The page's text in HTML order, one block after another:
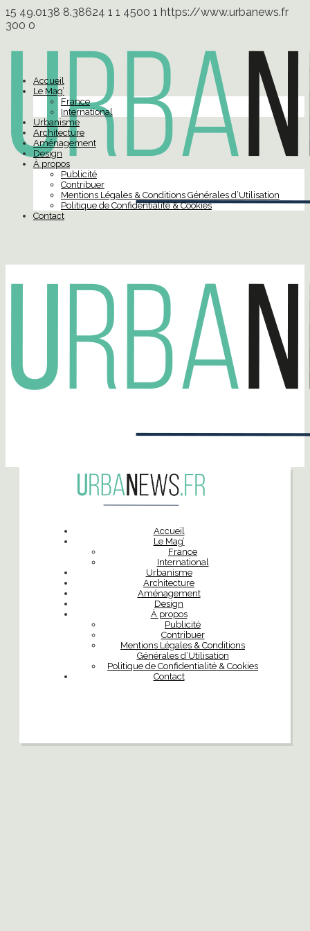
15 49.0138 8.38624 1 1 4500 1 https://www.urbanews.fr
300 0
Accueil
Le Mag’
France
International
Urbanisme
Architecture
Aménagement
Design
À propos
Publicité
Contribuer
Mentions Légales & Conditions Générales d’Utilisation
Politique de Confidentialité & Cookies
Contact
Accueil
Le Mag’
France
International
Urbanisme
Architecture
Aménagement
Design
À propos
Publicité
Contribuer
Mentions Légales & Conditions
Générales d’Utilisation
Politique de Confidentialité & Cookies
Contact